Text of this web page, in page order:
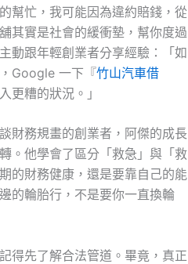
幫忙，我可能因為違約賠錢，從
其實是社會的緩衝墊，幫你度過
動跟年輕創業者分享經驗：「如
Google 一下『竹山汽車借
更糟的狀況。」
財務規畫的創業者，阿傑的成長
。他學會了區分「救急」與「救
的財務健康，還是要靠自己的能
的輪胎行，不是要你一直換輪
得先了解合法管道。畢竟，真正